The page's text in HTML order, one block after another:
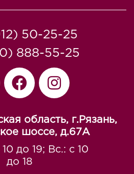
50-25-25
888-55-25
область, г.Рязань,
шоссе, д.67A
до 19; Вс.: с 10
до 18